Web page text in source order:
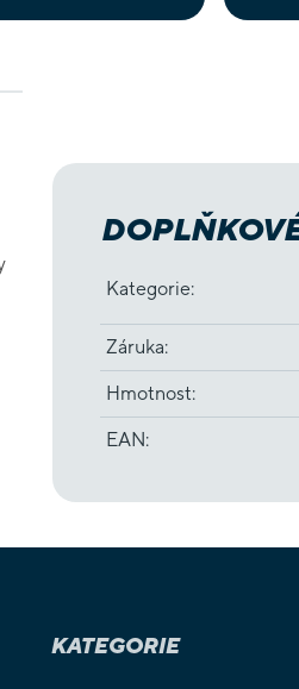
Kategorie:
Záruka:
Hmotnost:
EAN:
KATEGORIE